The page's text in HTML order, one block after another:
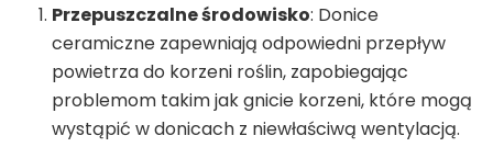
Przepuszczalne środowisko: Donice
ceramiczne zapewniają odpowiedni przepływ
powietrza do korzeni roślin, zapobiegając
problemom takim jak gnicie korzeni, które mogą
wystąpić w donicach z niewłaściwą wentylacją.